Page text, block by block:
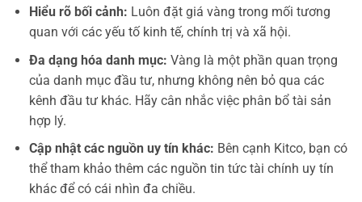
Hiểu rõ bối cảnh: Luôn đặt giá vàng trong mối tương
quan với các yếu tố kinh tế, chính trị và xã hội.
Đa dạng hóa danh mục: Vàng là một phần quan trọng
của danh mục đầu tư, nhưng không nên bỏ qua các
kênh đầu tư khác. Hãy cân nhắc việc phân bổ tài sản
hợp lý.
Cập nhật các nguồn uy tín khác: Bên cạnh Kitco, bạn có
thể tham khảo thêm các nguồn tin tức tài chính uy tín
khác để có cái nhìn đa chiều.